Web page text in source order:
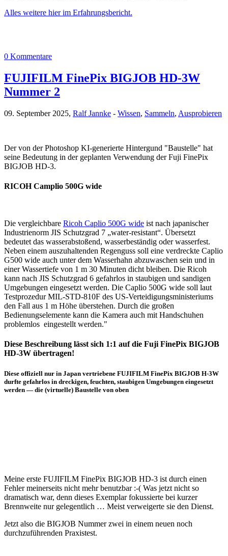
Alles weitere hier im Erfahrungsbericht.
0 Kommentare
FUJIFILM FinePix BIGJOB HD-3W
Nummer 2
09. September 2025, Ralf Jannke - Wissen, Sammeln, Ausprobieren
Der von der Photoshop KI-generierte Hintergund "Baustelle" hat
seine Bedeutung in der geplanten Verwendung der Fuji FinePix
BIGJOB HD-3.
RICOH Camplio 500G wide
Die vergleichbare Ricoh Caplio 500G wide ist nach japanischer
Industrienorm JIS Schutzgrad 7 „water-resistant“. Übersetzt
bedeutet das wasserabstoßend, wasserbeständig oder wasserfest.
Neben einem auszuhaltenden Regenguss soll eine verdreckte Caplio
G500 wide auch unter dem Wasserhahn abzuwaschen sein und in
einer Wassertiefe von 1 m 30 Minuten dicht bleiben. Die Ricoh
kann nach JIS Schutzgrad 6 gefahrlos in staubigen und sandigen
Umgebungen eingesetzt werden. Die Caplio 500G wide soll laut
Testprozedur MIL-STD-810F des US-Verteidigungsministeriums
den Fall aus 1 m Höhe überstehen. Durch die großen
Bedienungselemente kann die Kamera auch mit Handschuhen
problemlos eingestellt werden."
Diese Beschreibung lässt sich 1:1 auf die Fuji FinePix BIGJOB
HD-3W übertragen!
Diese offiziell nur in Japan vertriebene FUJIFILM FinePix BIGJOB H-3W
durfte gefahrlos in dreckigen, feuchten, staubigen Umgebungen eingesetzt
werden — die (virtuelle) Baustelle von oben
Meine erste FUJIFILM FinePix BIGJOB HD-3 ist durch einen
Fehler meinerseits nicht mehr benutzbar :-( Was jetzt nicht so
dramatisch war, denn dieses Exemplar fokussierte bei kurzer
Brennweite nur gelegentlich … Meist verweigerte sie den Dienst.
Jetzt also die BIGJOB Nummer zwei in einem neuen noch
durchzuführenden Praxistest.